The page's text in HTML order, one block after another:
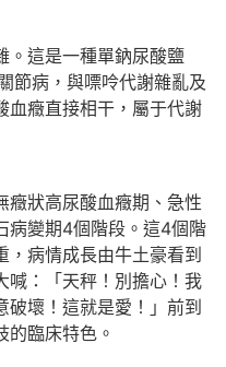
這是一種單鈉尿酸鹽
節病，與嘌呤代謝雜亂及
血癥直接相干，屬于代謝
狀高尿酸血癥期、急性
病變期4個階段。這4個階
病情成長由牛土豪看到
喊：「天秤！別擔心！我
壞！這就是愛！」前到
的臨床特色。